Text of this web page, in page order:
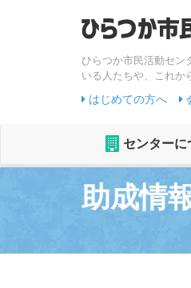
ひらつか市民活動セン
いる人たちや、これか
はじめての方へ
センターに
助成情